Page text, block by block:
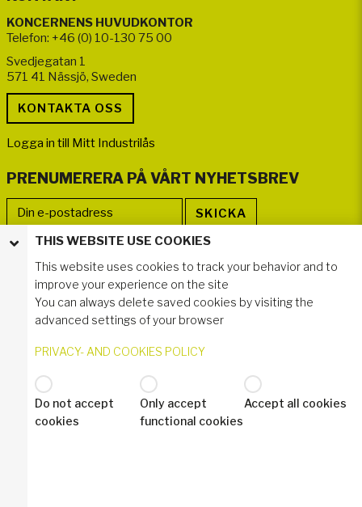
KONCERNENS HUVUDKONTOR
Telefon: +46 (0) 10-130 75 00
Svedjegatan 1
571 41 Nässjö, Sweden
Logga in till Mitt Industrilås
PRENUMERERA PÅ VÅRT NYHETSBREV
FÖLJ OSS
THIS WEBSITE USE COOKIES
This website uses cookies to track your behavior and to
improve your experience on the site
You can always delete saved cookies by visiting the
advanced settings of your browser
PRIVACY- AND COOKIES POLICY
Do not accept
cookies
Only accept
functional cookies
Accept all cookies
© 2021 Industrilås AB